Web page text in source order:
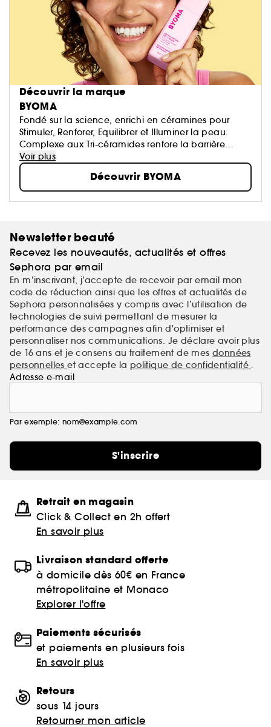
Découvrir la marque
BYOMA
Fondé sur la science, enrichi en céramines pour
Stimuler, Renforer, Equilibrer et Illuminer la peau.
Complexe aux Tri-céramides renfore la barrière
cutanée.
Voir plus
Découvrir BYOMA
Newsletter beauté
Recevez les nouveautés, actualités et offres
Sephora par email
En m’inscrivant, j’accepte de recevoir par email mon
code de réduction ainsi que les offres et actualités de
Sephora personnalisées y compris avec l’utilisation de
technologies de suivi permettant de mesurer la
performance des campagnes afin d'optimiser et
personnaliser nos communications. Je déclare avoir plus
de 16 ans et je consens au traitement de mes données
personnelleset accepte la politique de confidentialité .
Adresse e-mail
Par exemple: nom@example.com
S'inscrire
Retrait en magasin
Click & Collect en 2h offert
En savoir plus
Livraison standard offerte
à domicile dès 60€ en France
métropolitaine et Monaco
Explorer l'offre
Paiements sécurisés
et paiements en plusieurs fois
En savoir plus
Retours
sous 14 jours
Retourner mon article